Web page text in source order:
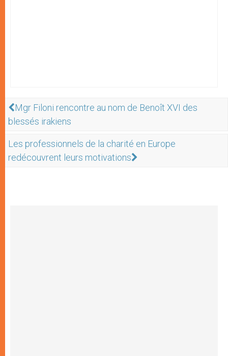
Mgr Filoni rencontre au nom de Benoît XVI des
blessés irakiens
Les professionnels de la charité en Europe
redécouvrent leurs motivations